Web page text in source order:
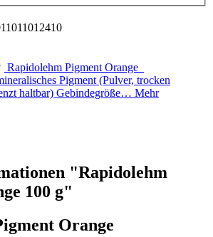
Rapidolehm Pigment Orange
Pigment (Pulver, trocken
haltbar) Gebindegröße… Mehr
"Rapidolehm
100 g"
Orange